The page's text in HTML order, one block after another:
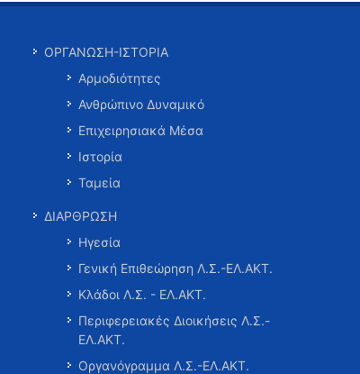
ΟΡΓΑΝΩΣΗ-ΙΣΤΟΡΙΑ
Αρμοδιότητες
Ανθρώπινο Δυναμικό
Επιχειρησιακά Μέσα
Ιστορία
Ταμεία
ΔΙΑΡΘΡΩΣΗ
Ηγεσία
Γενική Επιθεώρηση Λ.Σ.-ΕΛ.ΑΚΤ.
Κλάδοι Λ.Σ. - ΕΛ.ΑΚΤ.
Περιφερειακές Διοικήσεις Λ.Σ.-
ΕΛ.ΑΚΤ.
Οργανόγραμμα Λ.Σ.-ΕΛ.ΑΚΤ.